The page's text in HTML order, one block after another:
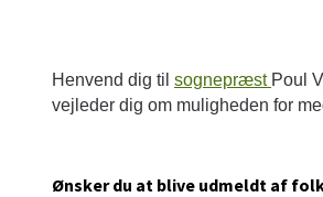
Henvend dig til sognepræst Poul
vejleder dig om muligheden for
Ønsker du at blive udmeldt af